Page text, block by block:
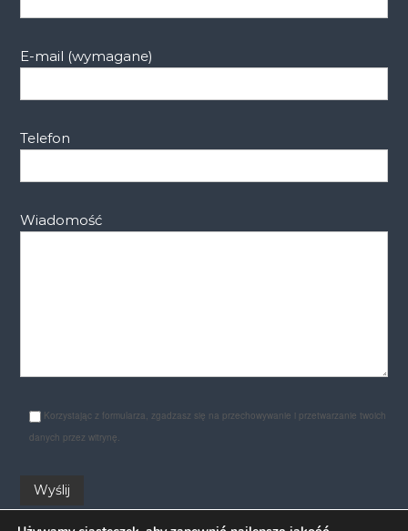
E-mail (wymagane)
Telefon
Wiadomość
Korzystając z formularza, zgadzasz się na przechowywanie i przetwarzanie twoich
danych przez witrynę.